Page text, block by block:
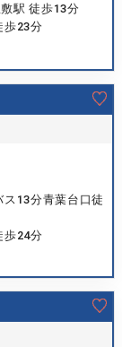
駅 徒歩13分
歩23分
13分青葉台口徒
歩24分